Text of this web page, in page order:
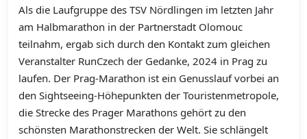
Als die Laufgruppe des TSV Nördlingen im letzten Jahr
am Halbmarathon in der Partnerstadt Olomouc
teilnahm, ergab sich durch den Kontakt zum gleichen
Veranstalter RunCzech der Gedanke, 2024 in Prag zu
laufen. Der Prag-Marathon ist ein Genusslauf vorbei an
den Sightseeing-Höhepunkten der Touristenmetropole,
die Strecke des Prager Marathons gehört zu den
schönsten Marathonstrecken der Welt. Sie schlängelt